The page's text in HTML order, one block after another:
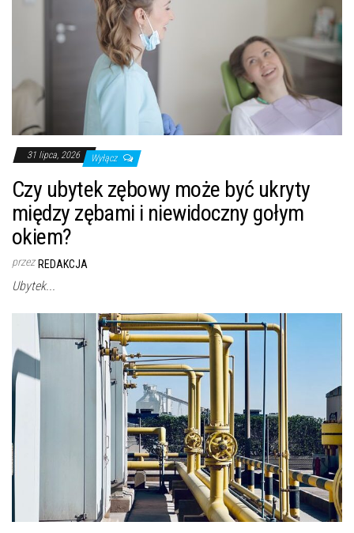
31 lipca, 2026 Wyłącz
Czy ubytek zębowy może być ukryty
między zębami i niewidoczny gołym
okiem?
przez REDAKCJA
Ubytek...